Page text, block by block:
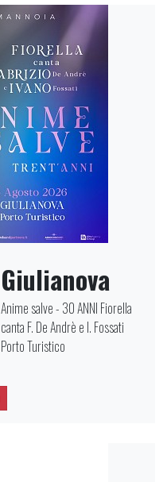
Giulianova
Anime salve - 30 ANNI Fiorella
canta F. De Andrè e I. Fossati
Porto Turistico